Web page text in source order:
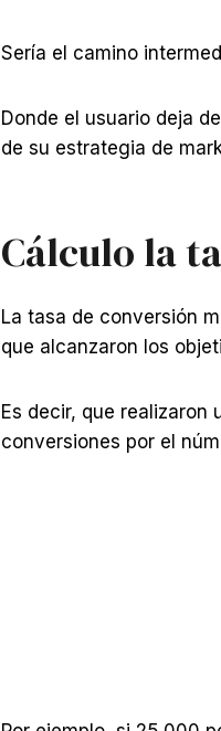
Sería el camino
Donde el usuario deja
de su estrategia de
Cálculo la
La tasa de conversión
que alcanzaron los
Es decir, que realizaron
conversiones por el